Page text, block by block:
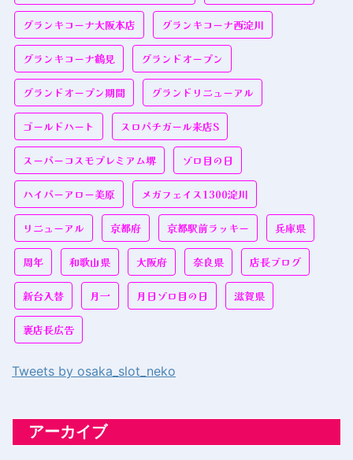
グランキコーナ大阪本店 グランキコーナ西淀川
グランキコーナ鶴見 グランドオープン
グランドオープン期間 グランドリニューアル
ゴールドハート スロパチガール来店S
スーパーコスモプレミアム堺 ゾロ目の日
ハイパーアロー美原 メガフェイス1300淀川
リニューアル 京都府 京都駅前ラッキー 兵庫県
周年 和歌山県 大阪府 奈良県 店長ブログ
新台入替 月一 月日ゾロ目の日 滋賀県
裏店長広告
Tweets by osaka_slot_neko
アーカイブ